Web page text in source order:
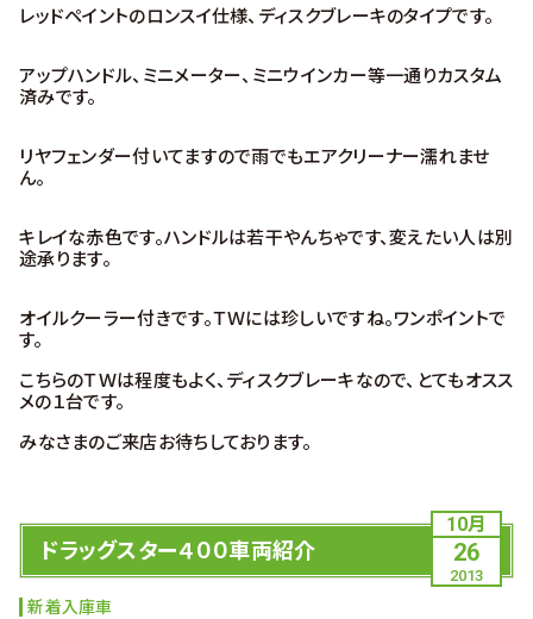
レッドペイントのロンスイ仕様、ディスクブレーキのタイプです。
アップハンドル、ミニメーター、ミニウインカー等一通りカスタム
済みです。
リヤフェンダー付いてますので雨でもエアクリーナー濡れませ
ん。
キレイな赤色です。ハンドルは若干やんちゃです、変えたい人は別
途承ります。
オイルクーラー付きです。ＴＷには珍しいですね。ワンポイントで
す。
こちらのＴＷは程度もよく、ディスクブレーキなので、とてもオスス
メの１台です。
みなさまのご来店お待ちしております。
10月
26
2013
ドラッグスター４００車両紹介
新着入庫車